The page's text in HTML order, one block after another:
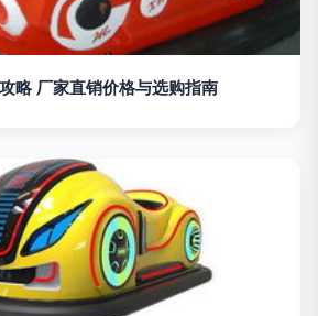
略 厂家直销价格与选购指南